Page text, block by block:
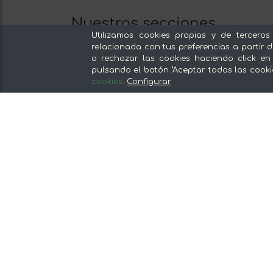
Nuestras secciones
Del productor, sin intermediarios
Tiendas Especializadas y Productos
Gourmet
Nuestras cocinas
Utilizamos cookies propias y de
relacionada con tus preferencias a partir
o rechazar las cookies haciendo click
pulsando el botón "Aceptar todas las
cookies. Configurar